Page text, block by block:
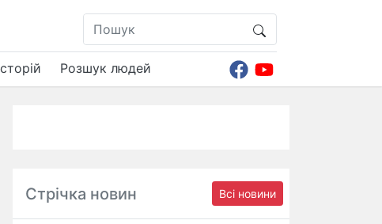
Розшук людей
Стрічка новин Всі новини